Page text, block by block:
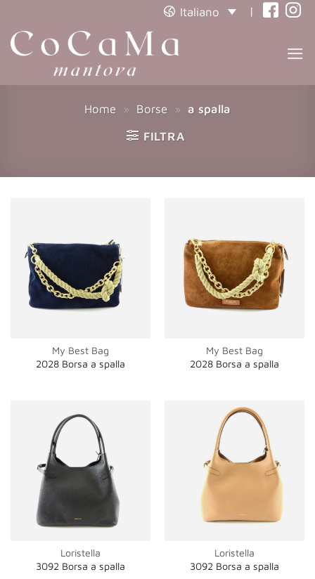
Italiano
|
in
new
Home » Borse » a spalla
FILTRA
My Best Bag
2028 Borsa a spalla
My Best Bag
2028 Borsa a spalla
Loristella
3092 Borsa a spalla
Loristella
3092 Borsa a spalla